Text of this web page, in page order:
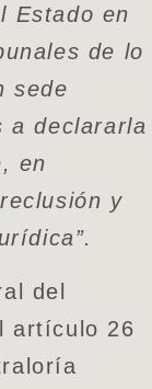
Estado en
de lo
sede
a declararla
en
y
del
artículo 26